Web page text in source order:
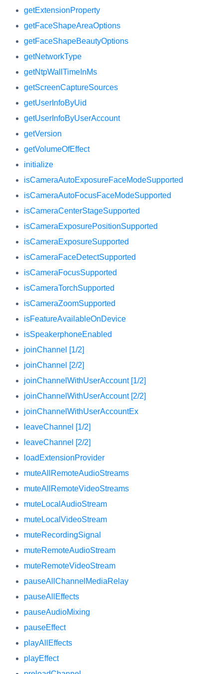
getExtensionProperty
getFaceShapeAreaOptions
getFaceShapeBeautyOptions
getNetworkType
getNtpWallTimeInMs
getScreenCaptureSources
getUserInfoByUid
getUserInfoByUserAccount
getVersion
getVolumeOfEffect
initialize
isCameraAutoExposureFaceModeSupported
isCameraAutoFocusFaceModeSupported
isCameraCenterStageSupported
isCameraExposurePositionSupported
isCameraExposureSupported
isCameraFaceDetectSupported
isCameraFocusSupported
isCameraTorchSupported
isCameraZoomSupported
isFeatureAvailableOnDevice
isSpeakerphoneEnabled
joinChannel [1/2]
joinChannel [2/2]
joinChannelWithUserAccount [1/2]
joinChannelWithUserAccount [2/2]
joinChannelWithUserAccountEx
leaveChannel [1/2]
leaveChannel [2/2]
loadExtensionProvider
muteAllRemoteAudioStreams
muteAllRemoteVideoStreams
muteLocalAudioStream
muteLocalVideoStream
muteRecordingSignal
muteRemoteAudioStream
muteRemoteVideoStream
pauseAllChannelMediaRelay
pauseAllEffects
pauseAudioMixing
pauseEffect
playAllEffects
playEffect